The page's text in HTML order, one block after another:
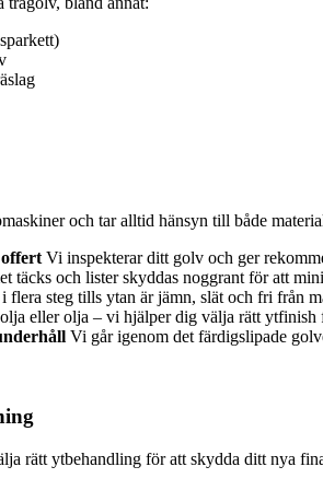
och tar alltid hänsyn till både
Vi inspekterar ditt golv och ger
täcks och lister skyddas noggrant för att
flera steg tills ytan är jämn, slät och fri från
eller olja – vi hjälper dig välja rätt ytfinish
Vi går igenom det färdigslipade
rätt ytbehandling för att skydda ditt nya